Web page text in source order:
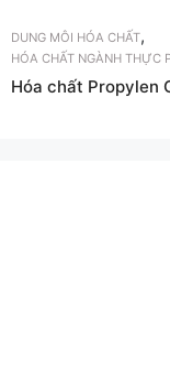
DUNG MÔI HÓA CHẤT,
HÓA CHẤT NGÀNH THỰC
Hóa chất Propylen